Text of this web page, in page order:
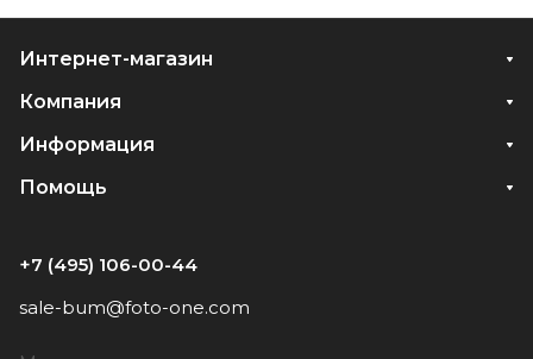
Интернет-магазин
Компания
Информация
Помощь
+7 (495) 106-00-44
sale-bum@foto-one.com